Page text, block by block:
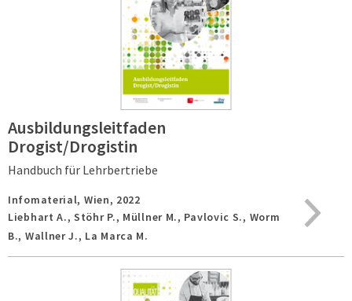
Ausbildungsleitfaden
Drogist/Drogistin
Handbuch für Lehrbertriebe
Infomaterial, Wien, 2022
Liebhart A., Stöhr P., Müllner M., Pavlovic S., Worm
B., Wallner J., La Marca M.